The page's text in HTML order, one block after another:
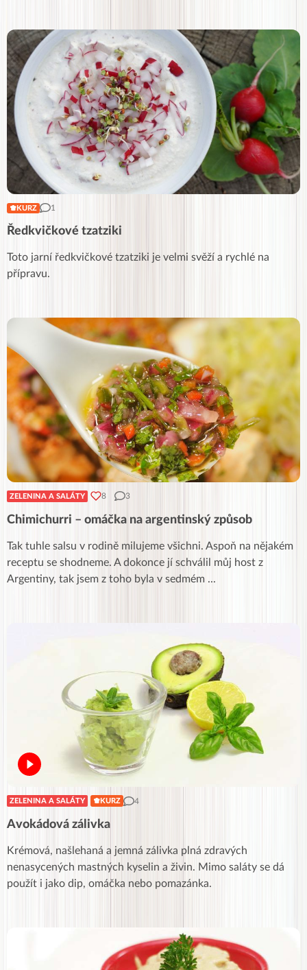
KURZ 1
Ředkvičkové tzatziki
Toto jarní ředkvičkové tzatziki je velmi svěží a rychlé na
přípravu.
ZELENINA A SALÁTY 8 3
Chimichurri – omáčka na argentinský způsob
Tak tuhle salsu v rodině milujeme všichni. Aspoň na nějakém
receptu se shodneme. A dokonce jí schválil můj host z
Argentiny, tak jsem z toho byla v sedmém ...
ZELENINA A SALÁTY KURZ 4
Avokádová zálivka
Krémová, našlehaná a jemná zálivka plná zdravých
nenasycených mastných kyselin a živin. Mimo saláty se dá
použít i jako dip, omáčka nebo pomazánka.